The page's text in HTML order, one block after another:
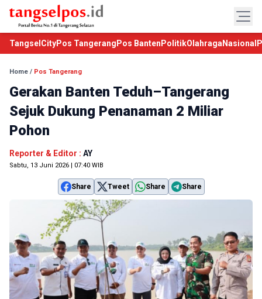
TangselCityPos Tangerang Pos Banten PolitikOlahraga Nasional
Home / Pos Tangerang
Gerakan Banten Teduh–Tangerang
Sejuk Dukung Penanaman 2 Miliar
Pohon
Reporter & Editor : AY
Sabtu, 13 Juni 2026 | 07:40 WIB
Share Tweet Share Share